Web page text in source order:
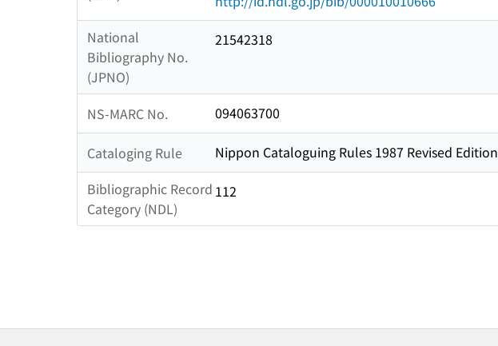
National
Bibliography No.
(JPNO)
21542318
NS-MARC No. 094063700
Cataloging Rule
Nippon Cataloguing Rules 1987 Revised Edition
Bibliographic Record
Category (NDL)
112